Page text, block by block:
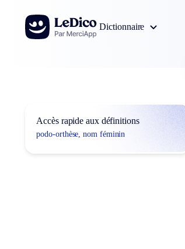
Aller au contenu
Dictionnaire
Accès rapide aux définitions
podo-orthèse, nom féminin